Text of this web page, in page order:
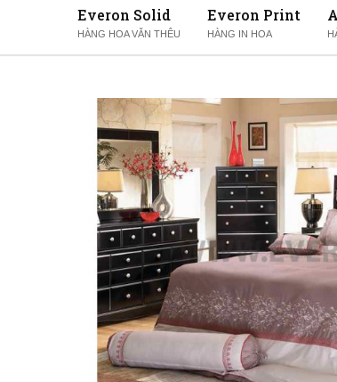
Everon Solid
HÀNG HOA VĂN THÊU
Everon Print
HÀNG IN HOA